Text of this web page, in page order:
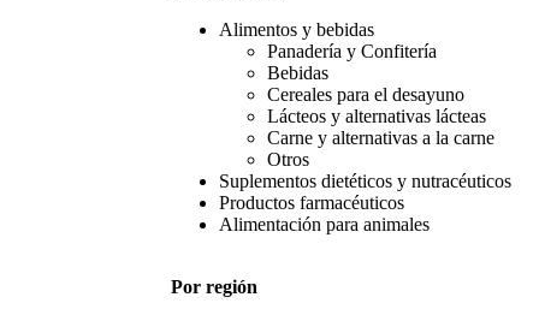
Alimentos y bebidas
Panadería y Confitería
Bebidas
Cereales para el desayuno
Lácteos y alternativas lácteas
Carne y alternativas a la carne
Otros
Suplementos dietéticos y nutracéuticos
Productos farmacéuticos
Alimentación para animales
Por región